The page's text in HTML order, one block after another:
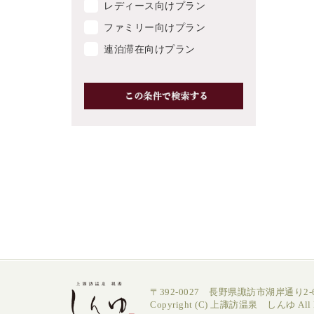
レディース向けプラン
ファミリー向けプラン
連泊滞在向けプラン
〒392-0027 長野県諏訪市湖岸通り2-
Copyright (C) 上諏訪温泉 しんゆ All